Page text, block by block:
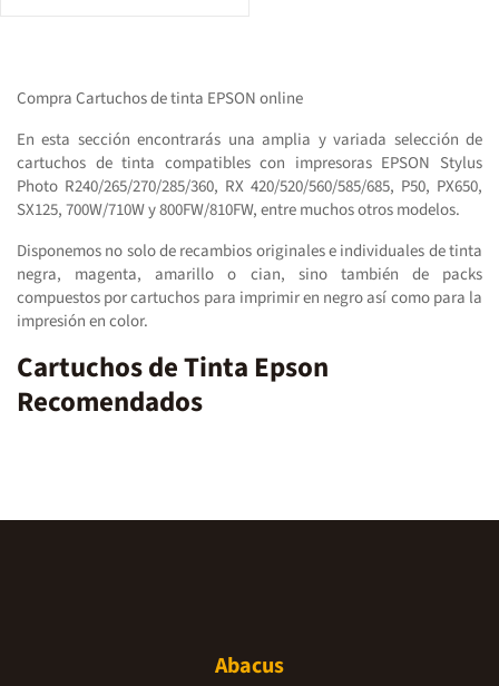
Compra Cartuchos de tinta EPSON online
En esta sección encontrarás una amplia y variada selección de
cartuchos de tinta compatibles con impresoras EPSON Stylus
Photo R240/265/270/285/360, RX 420/520/560/585/685, P50, PX650,
SX125, 700W/710W y 800FW/810FW, entre muchos otros modelos.
Disponemos no solo de recambios originales e individuales de tinta
negra, magenta, amarillo o cian, sino también de packs
compuestos por cartuchos para imprimir en negro así como para la
impresión en color.
Cartuchos de Tinta Epson
Recomendados
Abacus